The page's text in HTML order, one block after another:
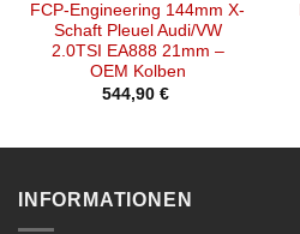
FCP-Engineering 144mm X-
Schaft Pleuel Audi/VW
2.0TSI EA888 21mm –
OEM Kolben
544,90 €
INFORMATIONEN